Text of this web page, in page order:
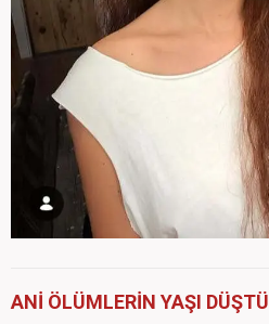
ANİ ÖLÜMLERİN YAŞI DÜŞTÜ